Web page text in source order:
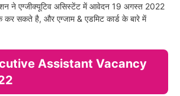
ने एग्जीक्यूटिव असिस्टेंट में आवेदन 19 अगस्त 2022
सकते है, और एग्जाम & एडमिट कार्ड के बारे में
Assistant Vacancy